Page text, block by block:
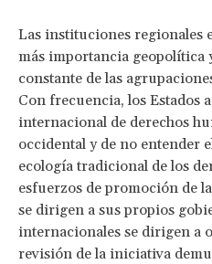
Las instituciones regionales
más importancia geopolítica
constante de las
Con frecuencia, los Estados
internacional de derechos
occidental y de no entender
ecología tradicional de los
esfuerzos de promoción de
se dirigen a sus propios
internacionales se dirigen a
revisión de la iniciativa